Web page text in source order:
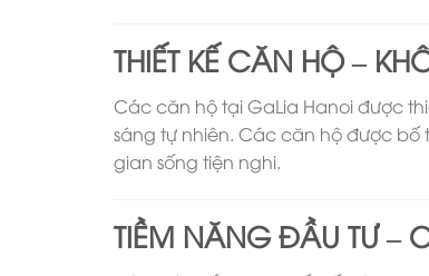
THIẾT KẾ CĂN HỘ –
Các căn hộ tại GaLia Hanoi được
sáng tự nhiên. Các căn hộ được
gian sống tiện nghi.
TIỀM NĂNG ĐẦU TƯ –